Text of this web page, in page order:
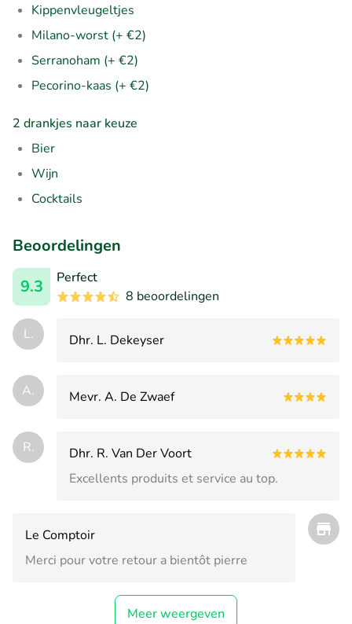
Kippenvleugeltjes
Milano-worst (+ €2)
Serranoham (+ €2)
Pecorino-kaas (+ €2)
2 drankjes naar keuze
Bier
Wijn
Cocktails
Beoordelingen
9.3
Perfect
8 beoordelingen
L. Dhr. L. Dekeyser
A. Mevr. A. De Zwaef
R.
Dhr. R. Van Der Voort
Excellents produits et service au top.
Le Comptoir
Merci pour votre retour a bientôt pierre
Meer weergeven